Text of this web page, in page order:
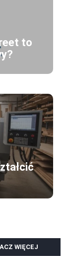
to
WIĘCEJ